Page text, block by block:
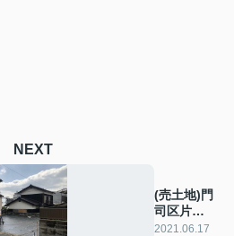
NEXT
(売土地)門
司区片上
町 690万
2021.06.17